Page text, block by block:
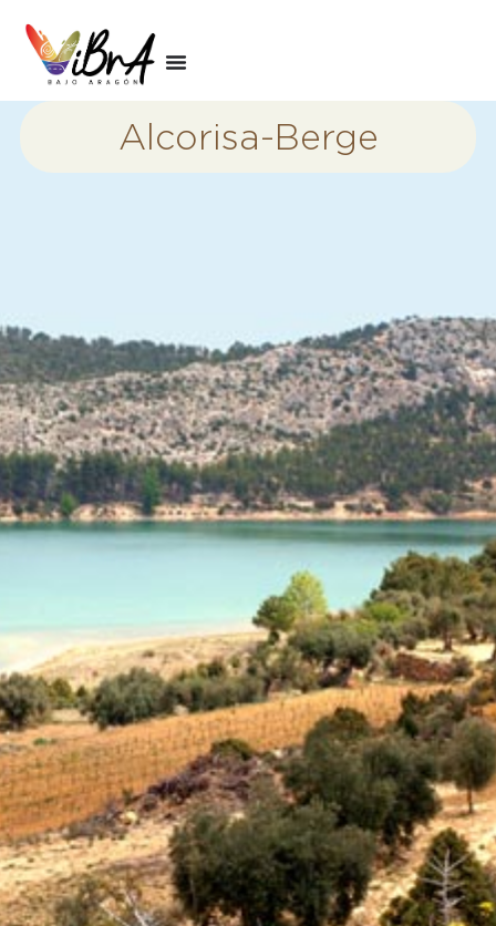
Alcorisa-Berge